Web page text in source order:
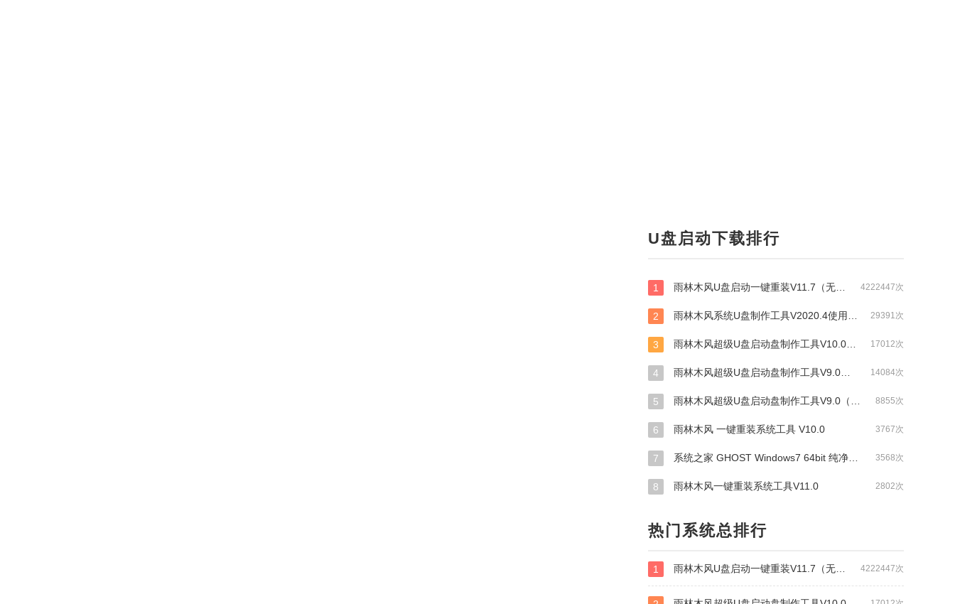
U盘启动下载排行
4222447次
1 雨林木风U盘启动一键重装V11.7（无损网络版）
29391次
2 雨林木风系统U盘制作工具V2020.4使用教程+下载
17012次
3 雨林木风超级U盘启动盘制作工具V10.0（无损网络版）
14084次
4 雨林木风超级U盘启动盘制作工具V9.0（自由设首版）
8855次
5 雨林木风超级U盘启动盘制作工具V9.0（装机UEFI二合一版）
3767次
6 雨林木风 一键重装系统工具 V10.0
3568次
7 系统之家 GHOST Windows7 64bit 纯净旗舰版系统下载
2802次
8 雨林木风一键重装系统工具V11.0
热门系统总排行
4222447次
1 雨林木风U盘启动一键重装V11.7（无损网络版）